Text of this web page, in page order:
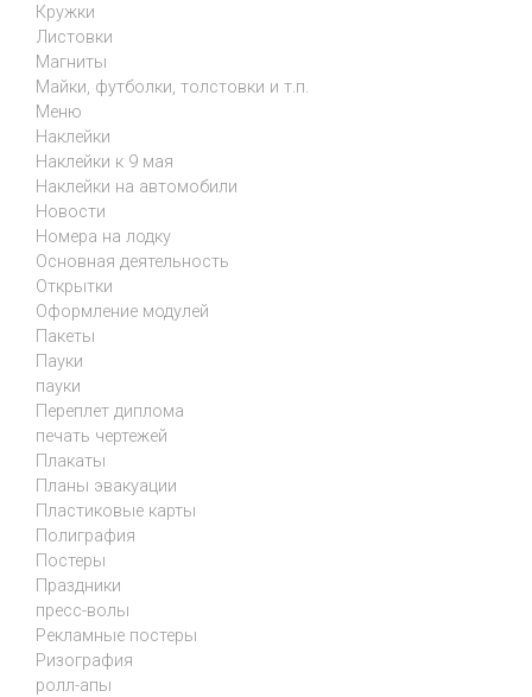
Кружки
Листовки
Магниты
Майки, футболки, толстовки и т.п.
Меню
Наклейки
Наклейки к 9 мая
Наклейки на автомобили
Новости
Номера на лодку
Основная деятельность
Открытки
Оформление модулей
Пакеты
Пауки
пауки
Переплет диплома
печать чертежей
Плакаты
Планы эвакуации
Пластиковые карты
Полиграфия
Постеры
Праздники
пресс-волы
Рекламные постеры
Ризография
ролл-апы